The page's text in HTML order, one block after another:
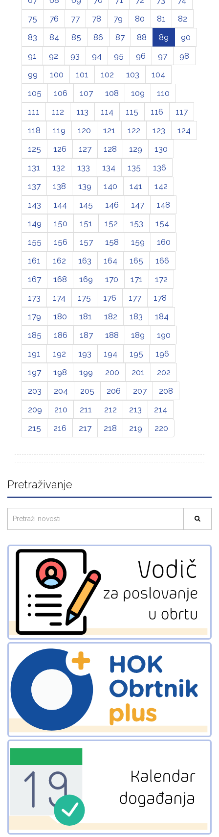
75
76 77 78 79 80 81
82
83
84 85 86 87 88 89
90
91
92 93 94 95 96 97
98
99
100 101 102 103
104
105
106 107 108 109
110
111
112 113 114 115 116
117
118
119 120 121 122 123
124
125
126 127 128 129
130
131
132 133 134 135
136
137
138 139 140 141
142
143
144 145 146 147
148
149
150 151 152 153
154
155
156 157 158 159
160
161
162 163 164 165
166
167
168 169 170 171
172
173
174 175 176 177
178
179
180 181 182 183
184
185
186 187 188 189
190
191
192 193 194 195
196
197
198 199 200 201
202
203
204 205 206 207
208
209
210 211 212 213
214
215
216 217 218 219 220
Pretraživanje